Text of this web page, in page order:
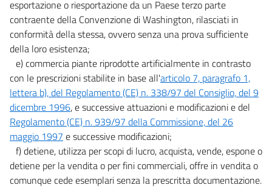
esportazione o riesportazione da un Paese terzo parte
contraente della Convenzione di Washington, rilasciati in
conformità della stessa, ovvero senza una prova sufficiente
della loro esistenza;
e) commercia piante riprodotte artificialmente in contrasto
con le prescrizioni stabilite in base all'articolo 7, paragrafo 1,
lettera b), del Regolamento (CE) n. 338/97 del Consiglio, del 9
dicembre 1996, e successive attuazioni e modificazioni e del
Regolamento (CE) n. 939/97 della Commissione, del 26
maggio 1997 e successive modificazioni;
f) detiene, utilizza per scopi di lucro, acquista, vende, espone o
detiene per la vendita o per fini commerciali, offre in vendita o
comunque cede esemplari senza la prescritta documentazione.